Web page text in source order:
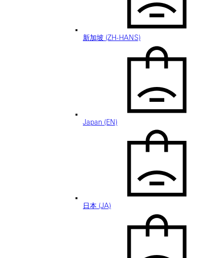
新加坡 (ZH-HANS)
Japan (EN)
日本 (JA)